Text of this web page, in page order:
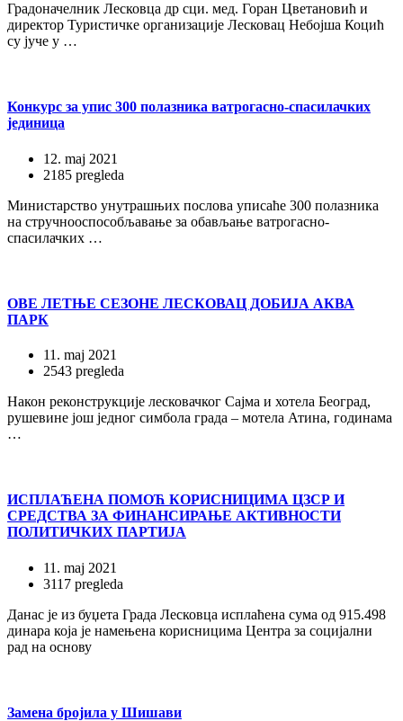
Градоначелник Лесковца др сци. мед. Горан Цветановић и
директор Туристичке организације Лесковац Небојша Коцић
су јуче у …
Конкурс за упис 300 полазника ватрогасно-спасилачких
јединица
12. maj 2021
2185 pregleda
Министарство унутрашњих послова уписаће 300 полазника
на стручнооспособљавање за обављање ватрогасно-
спасилачких …
ОВЕ ЛЕТЊЕ СЕЗОНЕ ЛЕСКОВАЦ ДОБИЈА АКВА
ПАРК
11. maj 2021
2543 pregleda
Након реконструкције лесковачког Сајма и хотела Београд,
рушевине још једног симбола града – мотела Атина, годинама
…
ИСПЛАЋЕНА ПОМОЋ КОРИСНИЦИМА ЦЗСР И
СРЕДСТВА ЗА ФИНАНСИРАЊЕ АКТИВНОСТИ
ПОЛИТИЧКИХ ПАРТИЈА
11. maj 2021
3117 pregleda
Данас је из буџета Града Лесковца исплаћена сума од 915.498
динара која је намењена корисницима Центра за социјални
рад на основу
Замена бројила у Шишави